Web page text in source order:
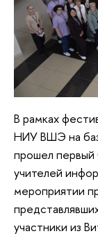
В рамках
НИУ ВШЭ на
прошел первый
учителей
мероприятии
участники из